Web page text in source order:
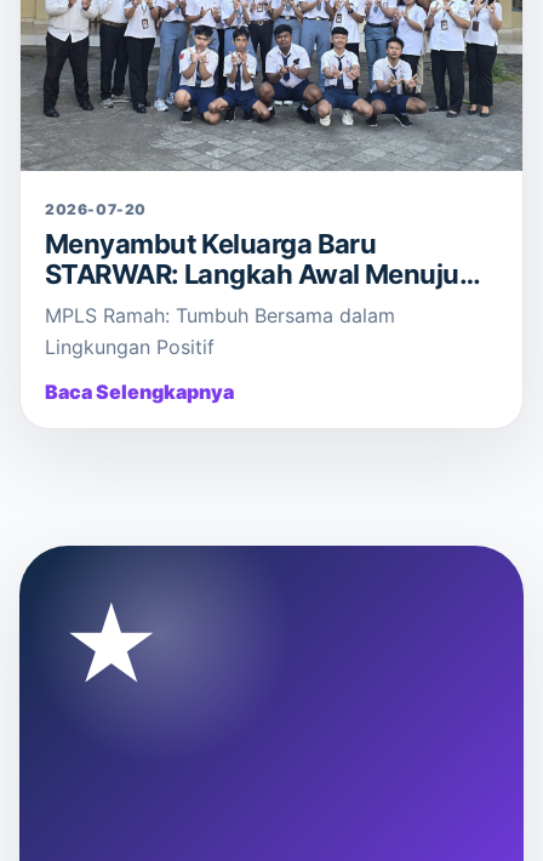
2026-07-20
Menyambut Keluarga Baru
STARWAR: Langkah Awal Menuju
Masa Depan Gemilang!
MPLS Ramah: Tumbuh Bersama dalam
Lingkungan Positif
Baca Selengkapnya
★